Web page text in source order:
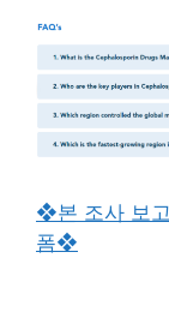
❖본 조사 보
폼❖